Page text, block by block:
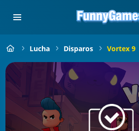
Lucha Disparos Vortex 9